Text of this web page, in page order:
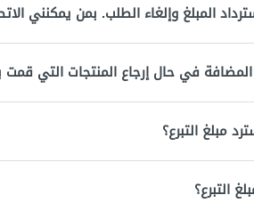
المبلغ وإلغاء الطلب. بمن يمكنني
في حال إرجاع المنتجات التي قمت
مبلغ التبرع؟
التبرع؟